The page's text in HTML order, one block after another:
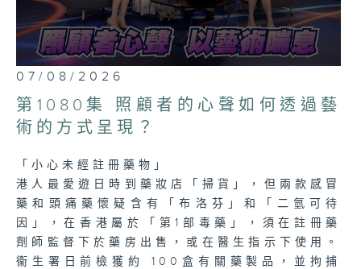
0
seconds
of
23
minutes,
7
07/08/2026
第1080集 照顧者的心聲如何透過藝
術的方式呈現？
「小心未經註冊藥物」
港人最愛遊日時到藥妝店「掃貨」，但兩款感冒
藥和頭痛藥懷疑含有「布洛芬」和「二氫可待
因」，在香港屬於「第1部毒藥」，須在註冊藥
劑師監督下於藥房出售，或在醫生指示下使用。
衞生署日前檢獲約 100盒有關藥製品，並拘捕